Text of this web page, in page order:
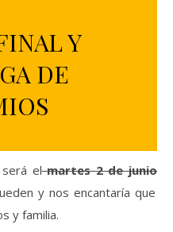
Y
DE
el martes 2 de junio
y nos encantaría que
y familia.